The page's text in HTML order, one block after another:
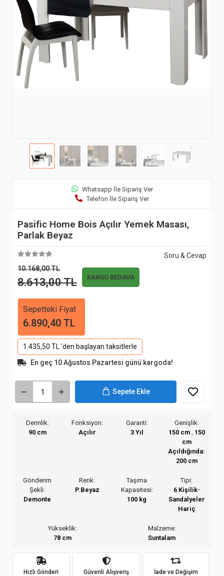
Whatsapp İle Sipariş Ver
Telefon İle Sipariş Ver
Pasific Home Bois Açılır Yemek Masası,
Parlak Beyaz
Soru & Cevap
10.168,00 TL
8.613,00 TL KARGO BEDAVA
Sepetteki Fiyat
6.890,40 TL
1.435,50 TL 'den başlayan taksitlerle
En geç 10 Ağustos Pazartesi günü kargoda!
Sepete Ekle
Derinlik:
90 cm
Fonksiyon:
Açılır
Garanti:
3 Yıl
Genişlik:
150 cm, 150
cm
Açıldığında:
200 cm
Gönderim
Şekli:
Demonte
Renk:
P.Beyaz
Taşıma
Kapasitesi:
100 kg
Tipi:
6 Kişilik-
Sandalyeler
Hariç
Yükseklik:
78 cm
Malzeme:
Suntalam
Hızlı Gönderi Güvenli Alışveriş İade ve Değişim